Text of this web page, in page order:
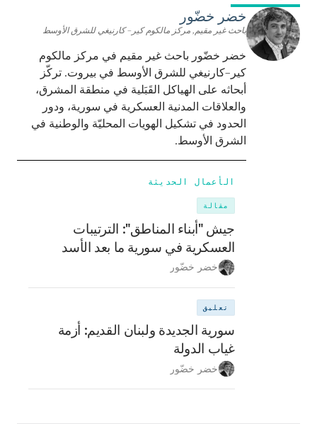
خضر خضّور
باحث غير مقيم, مركز مالكوم كير– كارنيغي للشرق الأوسط
خضر خضّور باحث غير مقيم في مركز مالكوم
كير–كارنيغي للشرق الأوسط في بيروت. تركّز
أبحاثه على الهياكل القَبَلية في منطقة المشرق،
والعلاقات المدنية العسكرية في سورية، ودور
الحدود في تشكيل الهويات المحليّة والوطنية في
الشرق الأوسط.
الأعمال الحديثة
مقالة
جيش "أبناء المناطق": الترتيبات
العسكرية في سورية ما بعد الأسد
خضر خضّور
تعليق
سورية الجديدة ولبنان القديم: أزمة
غياب الدولة
خضر خضّور